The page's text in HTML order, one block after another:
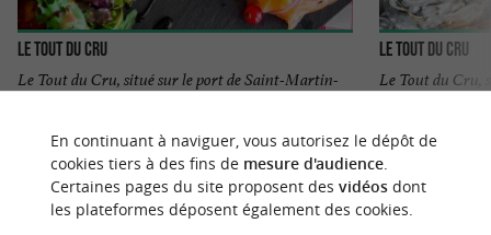
Le Tout du Cru
Le Tout du Cru, situé sur le port de Saint-Martin-
189 m - Saint-Martin-de-Ré
Le Tout du Cru
Le Tout du Cru,
En continuant à naviguer, vous autorisez le dépôt de
cookies tiers à des fins de mesure d'audience.
Certaines pages du site proposent des vidéosdont
les plateformes déposent également des cookies.